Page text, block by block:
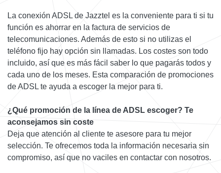
La conexión ADSL de Jazztel es la conveniente para ti si tu
función es ahorrar en la factura de servicios de
telecomunicaciones. Además de esto si no utilizas el
teléfono fijo hay opción sin llamadas. Los costes son todo
incluido, así que es más fácil saber lo que pagarás todos y
cada uno de los meses. Esta comparación de promociones
de ADSL te ayuda a escoger la mejor para ti.
¿Qué promoción de la línea de ADSL escoger? Te
aconsejamos sin coste
Deja que atención al cliente te asesore para tu mejor
selección. Te ofrecemos toda la información necesaria sin
compromiso, así que no vaciles en contactar con nosotros.